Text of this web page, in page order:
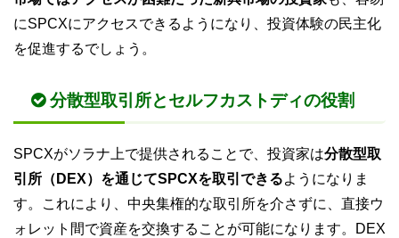
にSPCXにアクセスできるようになり、投資体験の民主化
を促進するでしょう。
分散型取引所とセルフカストディの役割
SPCXがソラナ上で提供されることで、投資家は分散型取
引所（DEX）を通じてSPCXを取引できるようになりま
す。これにより、中央集権的な取引所を介さずに、直接ウ
ォレット間で資産を交換することが可能になります。DEX